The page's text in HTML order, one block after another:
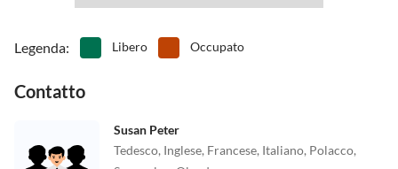
Legenda: Libero Occupato
Contatto
Susan Peter
Tedesco, Inglese, Francese, Italiano, Polacco,